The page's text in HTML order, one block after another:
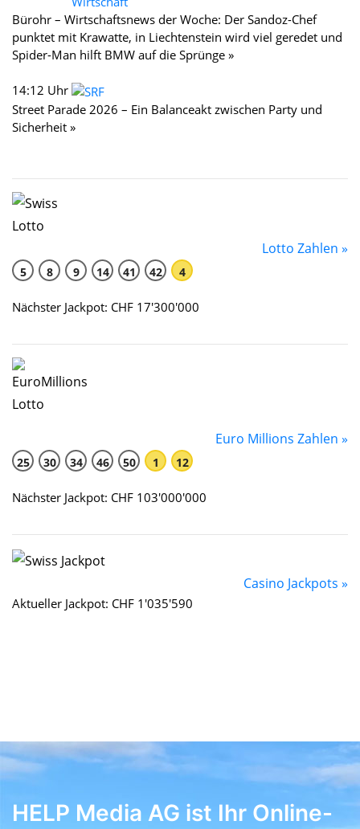
Bürohr – Wirtschaftsnews der Woche: Der Sandoz-Chef
punktet mit Krawatte, in Liechtenstein wird viel geredet und
Spider-Man hilft BMW auf die Sprünge »
14:12 Uhr
Street Parade 2026 – Ein Balanceakt zwischen Party und
Sicherheit »
Lotto Zahlen »
5 8 9 14 41 42 4
Nächster Jackpot: CHF 17'300'000
Euro Millions Zahlen »
25 30 34 46 50 1 12
Nächster Jackpot: CHF 103'000'000
Casino Jackpots »
Aktueller Jackpot: CHF 1'035'590
HELP Media AG ist Ihr Online-